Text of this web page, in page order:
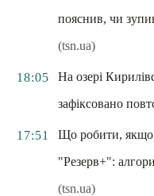
пояснив, чи
(tsn.ua)
18:05
На озері
зафіксовано
17:51
Що робити, якщо
"Резерв+":
(tsn.ua)